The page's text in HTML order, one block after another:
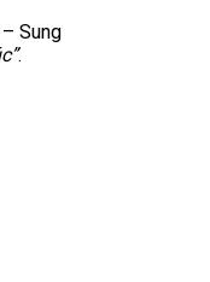
Sung
.